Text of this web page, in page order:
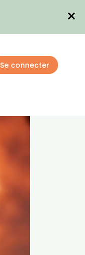
×
Se connecter